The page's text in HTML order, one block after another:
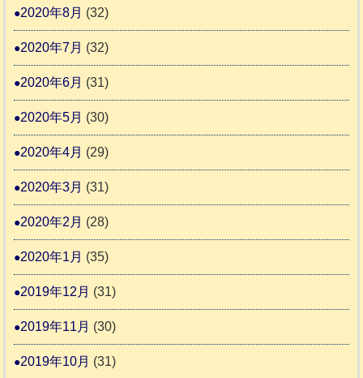
2020年8月 (32)
2020年7月 (32)
2020年6月 (31)
2020年5月 (30)
2020年4月 (29)
2020年3月 (31)
2020年2月 (28)
2020年1月 (35)
2019年12月 (31)
2019年11月 (30)
2019年10月 (31)